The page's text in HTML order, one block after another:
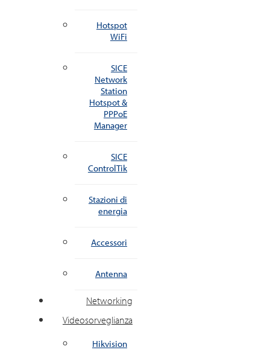
Hotspot
WiFi
SICE
Network
Station
Hotspot &
PPPoE
Manager
SICE
ControlTik
Stazioni di
energia
Accessori
Antenna
Networking
Videosorveglianza
Hikvision